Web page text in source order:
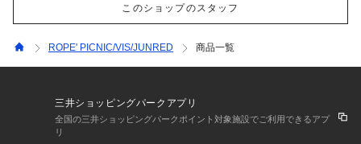
このショップのスタッフ
ROPE' PICNIC/VIS/JUNRED 商品一覧
三井ショッピングパークアプリ
全国の三井ショッピングパークポイント対象施設でご利用できるアプ
リ